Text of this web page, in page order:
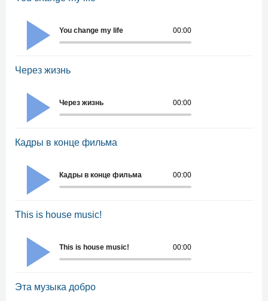
00:00
You change my life
Через жизнь
00:00
Через жизнь
Кадры в конце фильма
00:00
Кадры в конце фильма
This is house music!
00:00
This is house music!
Эта музыка добро